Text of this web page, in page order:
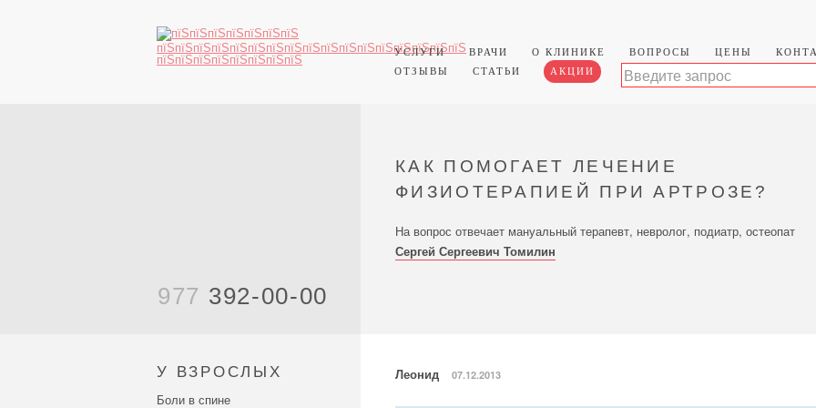
УСЛУГИ ВРАЧИ О КЛИНИКЕ ВОПРОСЫ ЦЕНЫ
ОТЗЫВЫ
СТАТЬИ АКЦИИ
977 392-00-00
У ВЗРОСЛЫХ
Боли в спине
КАК ПОМОГАЕТ ЛЕЧЕНИЕ
ФИЗИОТЕРАПИЕЙ ПРИ АРТРОЗЕ?
На вопрос отвечает мануальный терапевт, невролог, подиатр, остеопат
Сергей Сергеевич Томилин
Леонид 07.12.2013